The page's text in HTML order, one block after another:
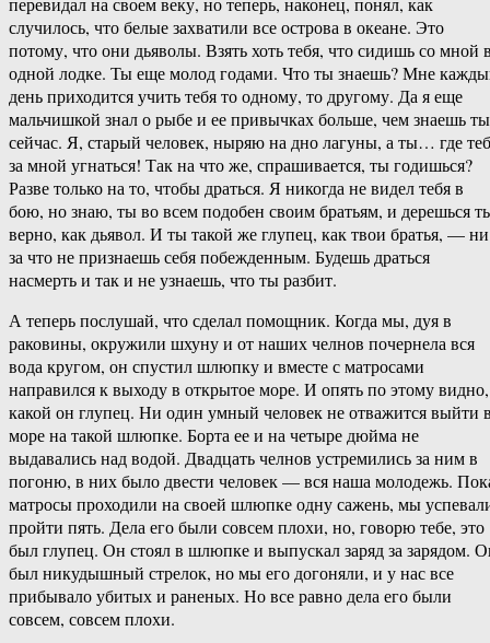
случилось, что белые захватили все острова в океане. Это
потому, что они дьяволы. Взять хоть тебя, что сидишь со мной
одной лодке. Ты еще молод годами. Что ты знаешь? Мне
день приходится учить тебя то одному, то другому. Да я еще
мальчишкой знал о рыбе и ее привычках больше, чем знаешь ты
сейчас. Я, старый человек, ныряю на дно лагуны, а ты… где
за мной угнаться! Так на что же, спрашивается, ты годишься?
Разве только на то, чтобы драться. Я никогда не видел тебя в
бою, но знаю, ты во всем подобен своим братьям, и дерешься
верно, как дьявол. И ты такой же глупец, как твои братья, — ни
за что не признаешь себя побежденным. Будешь драться
насмерть и так и не узнаешь, что ты разбит.
А теперь послушай, что сделал помощник. Когда мы, дуя в
раковины, окружили шхуну и от наших челнов почернела вся
вода кругом, он спустил шлюпку и вместе с матросами
направился к выходу в открытое море. И опять по этому видно,
какой он глупец. Ни один умный человек не отважится выйти
море на такой шлюпке. Борта ее и на четыре дюйма не
выдавались над водой. Двадцать челнов устремились за ним в
погоню, в них было двести человек — вся наша молодежь.
матросы проходили на своей шлюпке одну сажень, мы
пройти пять. Дела его были совсем плохи, но, говорю тебе, это
был глупец. Он стоял в шлюпке и выпускал заряд за зарядом.
был никудышный стрелок, но мы его догоняли, и у нас все
прибывало убитых и раненых. Но все равно дела его были
совсем, совсем плохи.